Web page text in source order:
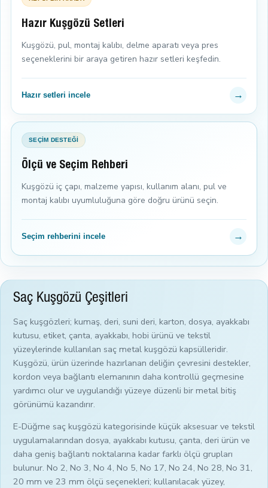
Hazır Kuşgözü Setleri
Kuşgözü, pul, montaj kalıbı, delme aparatı veya pres
seçeneklerini bir araya getiren hazır setleri keşfedin.
Hazır setleri incele →
SEÇİM DESTEĞİ
Ölçü ve Seçim Rehberi
Kuşgözü iç çapı, malzeme yapısı, kullanım alanı, pul ve
montaj kalıbı uyumluluğuna göre doğru ürünü seçin.
Seçim rehberini incele →
Saç Kuşgözü Çeşitleri
Saç kuşgözleri; kumaş, deri, suni deri, karton, dosya, ayakkabı
kutusu, etiket, çanta, ayakkabı, hobi ürünü ve tekstil
yüzeylerinde kullanılan saç metal kuşgözü kapsülleridir.
Kuşgözü, ürün üzerinde hazırlanan deliğin çevresini destekler,
kordon veya bağlantı elemanının daha kontrollü geçmesine
yardımcı olur ve uygulandığı yüzeye düzenli bir metal bitiş
görünümü kazandırır.
E-Düğme saç kuşgözü kategorisinde küçük aksesuar ve tekstil
uygulamalarından dosya, ayakkabı kutusu, çanta, deri ürün ve
daha geniş bağlantı noktalarına kadar farklı ölçü grupları
bulunur. No 2, No 3, No 4, No 5, No 17, No 24, No 28, No 31,
20 mm ve 23 mm ölçü seçenekleri; kullanılacak yüzey,